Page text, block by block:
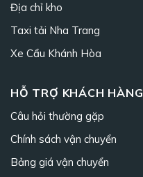
Địa chỉ kho
Taxi tải Nha Trang
Xe Cẩu Khánh Hòa
HỖ TRỢ KHÁCH HÀNG
Câu hỏi thường gặp
Chính sách vận chuyển
Bảng giá vận chuyển